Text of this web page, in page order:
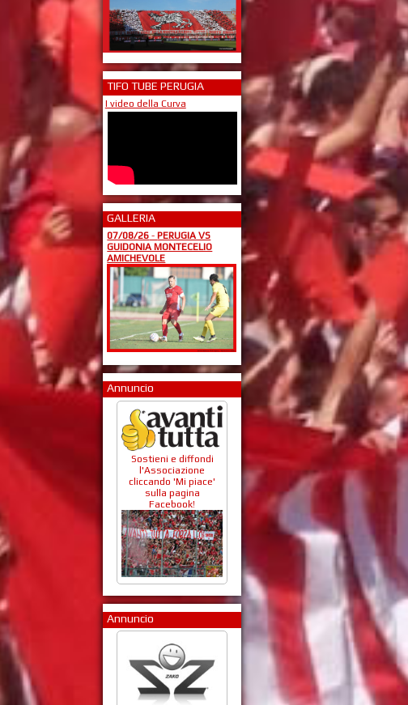
TIFO TUBE PERUGIA
I video della Curva
GALLERIA
07/08/26 - PERUGIA VS
GUIDONIA MONTECELIO
AMICHEVOLE
Annuncio
Sostieni e diffondi
l'Associazione
cliccando 'Mi piace'
sulla pagina
Facebook!
Annuncio